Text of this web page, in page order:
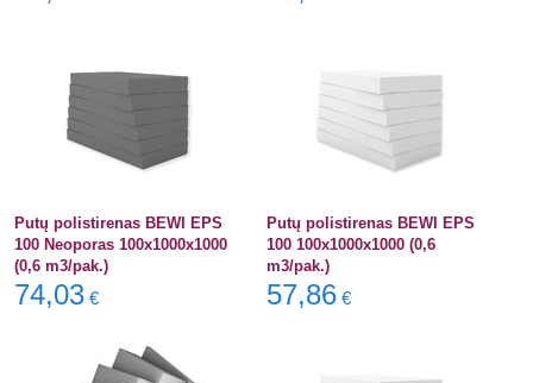
Putų polistirenas BEWI EPS
100 Neoporas 100x1000x1000
(0,6 m3/pak.)
74,03 €
Putų polistirenas BEWI EPS
100 100x1000x1000 (0,6
m3/pak.)
57,86 €